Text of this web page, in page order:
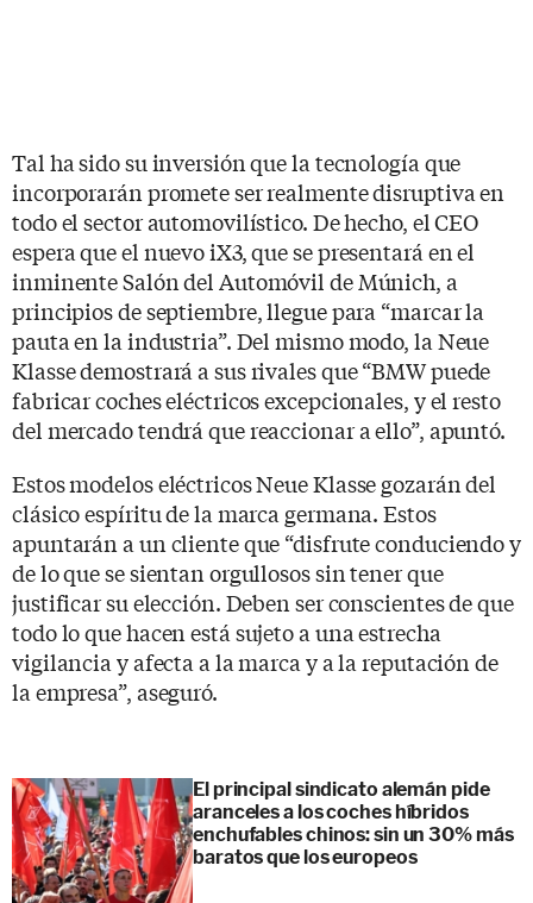
Tal ha sido su inversión que la tecnología que
incorporarán promete ser realmente disruptiva en
todo el sector automovilístico. De hecho, el CEO
espera que el nuevo iX3, que se presentará en el
inminente Salón del Automóvil de Múnich, a
principios de septiembre, llegue para “marcar la
pauta en la industria”. Del mismo modo, la Neue
Klasse demostrará a sus rivales que “BMW puede
fabricar coches eléctricos excepcionales, y el resto
del mercado tendrá que reaccionar a ello”, apuntó.
Estos modelos eléctricos Neue Klasse gozarán del
clásico espíritu de la marca germana. Estos
apuntarán a un cliente que “disfrute conduciendo y
de lo que se sientan orgullosos sin tener que
justificar su elección. Deben ser conscientes de que
todo lo que hacen está sujeto a una estrecha
vigilancia y afecta a la marca y a la reputación de
la empresa”, aseguró.
El principal sindicato alemán pide
aranceles a los coches híbridos
enchufables chinos: sin un 30% más
baratos que los europeos